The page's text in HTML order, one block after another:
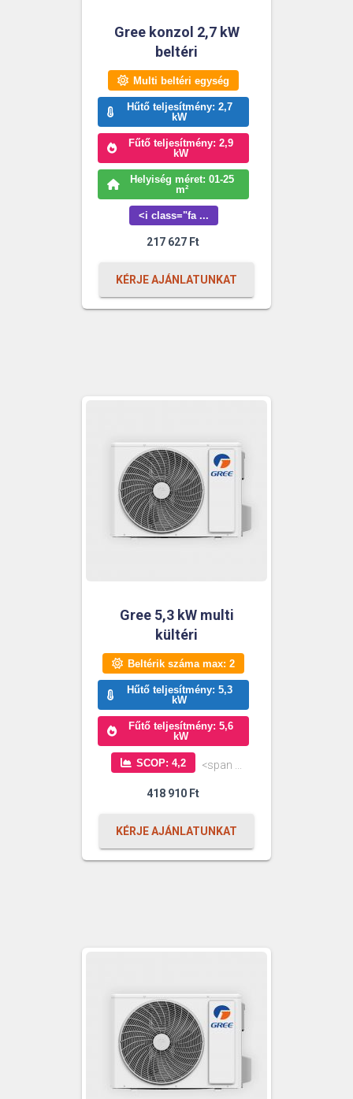
Gree konzol 2,7 kW
beltéri
Multi beltéri egység
Hűtő teljesítmény: 2,7
kW
Fűtő teljesítmény: 2,9
kW
Helyiség méret: 01-25
m²
<i class="fa ...
217 627 Ft
KÉRJE AJÁNLATUNKAT
Gree 5,3 kW multi
kültéri
Beltérik száma max: 2
Hűtő teljesítmény: 5,3
kW
Fűtő teljesítmény: 5,6
kW
SCOP: 4,2 <span ...
418 910 Ft
KÉRJE AJÁNLATUNKAT